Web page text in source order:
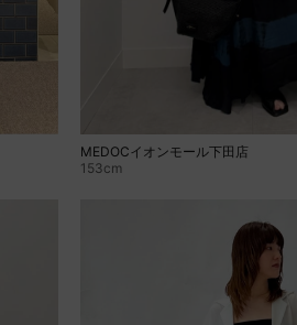
MEDOCイオンモール下田店
153cm